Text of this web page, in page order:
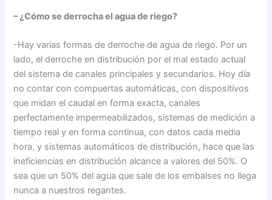
– ¿Cómo se derrocha el agua de riego?
-Hay varias formas de derroche de agua de riego. Por un
lado, el derroche en distribución por el mal estado actual
del sistema de canales principales y secundarios. Hoy día
no contar con compuertas automáticas, con dispositivos
que midan el caudal en forma exacta, canales
perfectamente impermeabilizados, sistemas de medición a
tiempo real y en forma continua, con datos cada media
hora, y sistemas automáticos de distribución, hace que las
ineficiencias en distribución alcance a valores del 50%. O
sea que un 50% del agua que sale de los embalses no llega
nunca a nuestros regantes.